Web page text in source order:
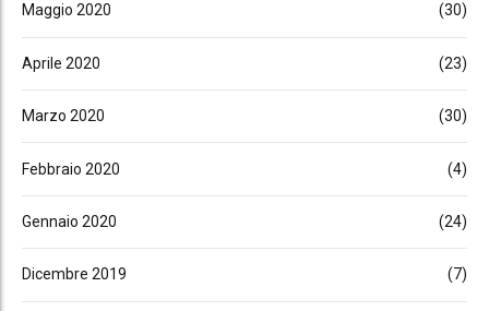
Maggio 2020 (30)
Aprile 2020 (23)
Marzo 2020 (30)
Febbraio 2020 (4)
Gennaio 2020 (24)
Dicembre 2019 (7)